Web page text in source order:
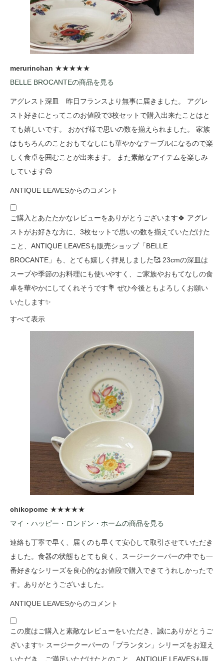
merurinchan ★★★★★
BELLE BROCANTEの商品を見る
アグレスト深皿 昨日フランスより無事に届きました。 アグレ
スト好きにとってこのお値段で3枚セットで購入出来たことはと
ても嬉しいです。 おかげ様で思いの数を揃えられました。 家族
はもちろんのことおもてなしにも華やかなテーブルになるので楽
しく食卓を囲むことが出来ます。 また素敵なアイテムを楽しみ
しています😊
ANTIQUE LEAVESからのコメント
ご購入とあたたかなレビューをありがとうございます🍀 アグレ
ストがお好きな方に、3枚セットで思いの数を揃えていただけた
こと、ANTIQUE LEAVESも販売ショップ「BELLE
BROCANTE」も、とても嬉しく拝見しました🥰 23cmの深皿は
スープや季節のお料理にも使いやすく、ご家族やおもてなしの食
卓を華やかにしてくれそうです💐 ぜひ今後ともよろしくお願い
いたします✨
すべて表示
chikopome ★★★★★
マイ・ハッピー・ロンドン・ホームの商品を見る
連絡も丁寧で早く、届くのも早くて安心して取引させていただき
ました。食器の状態もとても良く、スージークーパーの中でも一
番好きなシリーズを良心的なお値段で購入できてうれしかったで
す。ありがとうございました。
ANTIQUE LEAVESからのコメント
この度はご購入と素敵なレビューをいただき、誠にありがとうご
ざいます✨ スージークーパーの「プランタン」シリーズをお迎え
いただき、ご満足いただけたとのこと、ANTIQUE LEAVESも販